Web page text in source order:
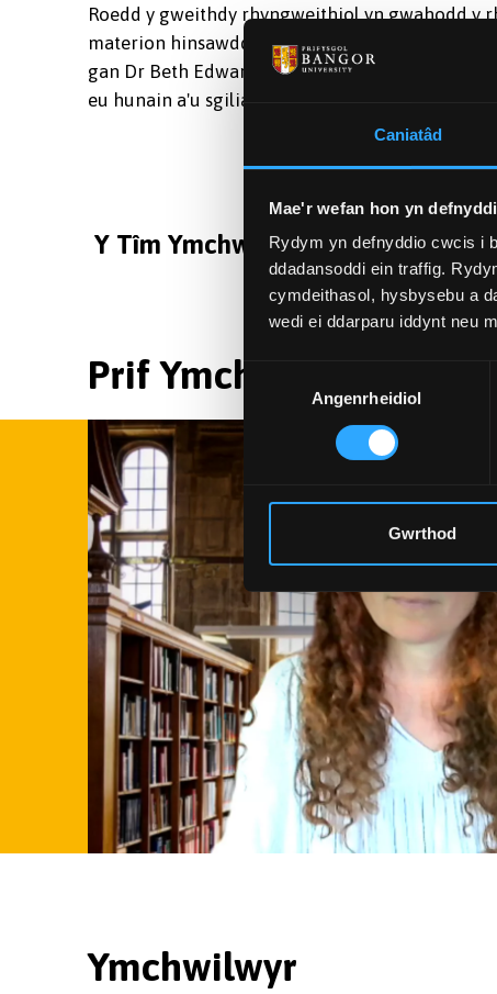
Caniatâd
Mae'r wefan hon yn
Rydym yn defnyddio cwcis i
ddadansoddi ein traffig.
cymdeithasol, hysbysebu a
wedi ei ddarparu iddynt neu
Dewis
Angenrheidiol
Gwrthod
Roedd y gweithdy rhyngweithiol yn gwahodd y
materion hinsawdd yn ogystal â'r hyn a
gan Dr Beth Edwards, Cydlynydd Datblygu
eu hunain a'u sgiliau, ac yna adrodd yn ôl i'r
Y Tîm Ymchwil
Prif Ymchwilydd
Ymchwilwyr